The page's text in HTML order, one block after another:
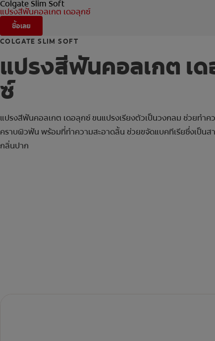
Colgate Slim Soft
แปรงสีฟันคอลเกต เดอลุกซ์
ซื้อเลย
COLGATE SLIM SOFT
แปรงสีฟันคอลเกต เ
ซ์
แปรงสีฟันคอลเกต เดอลุกซ์ ขนแปรงเรียงตัวเป็นวงกลม ช่วยทำค
คราบผิวฟัน พร้อมที่ทำความสะอาดลิ้น ช่วยขจัดแบคทีเรียซึ่งเป็นส
กลิ่นปาก